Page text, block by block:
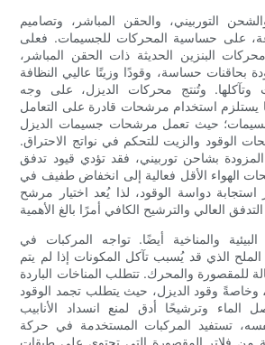
التوربيني، والحقن المباشر، وتصاميم
على حساسية المحركات للجسيمات. فعلى
البنزين الحديثة ذات الحقن المباشر،
بحاقنات حساسة، وقودًا وزيتًا عاليي النظافة
وتآكلها. وتُنتج محركات الديزل، على وجه
استخدام مرشحات قادرة على التعامل
حيث تعمل مرشحات جسيمات الديزل
الوقود والزيت للتحكم في نواتج الاحتراق.
بشاحن توربيني، فقد تؤدي قيود تدفق
الهواء الأقل فعالية إلى انخفاض طفيف في
استجابة دواسة الوقود، لذا يُعد اختيار مرشح
والمناخية أيضًا. تواجه المركبات في
الملح الذي قد يُسبب تآكل المكونات إذا لم يتم
للمقصورة والمحرك. تتطلب المناخات الباردة
وخاصةً وقود الديزل، حيث يتطلب تجمد الوقود
وترشيحًا أدق لمنع انسداد الأنابيب
تستفيد المركبات المستخدمة في حركة